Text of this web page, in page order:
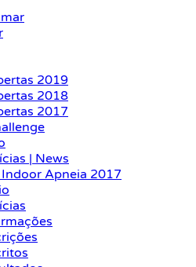
2019
2018
2017
| News
Apneia 2017